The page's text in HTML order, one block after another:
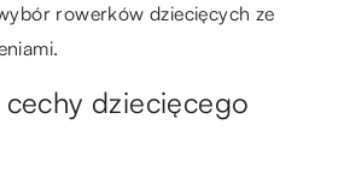
rowerków dziecięcych ze
dziecięcego